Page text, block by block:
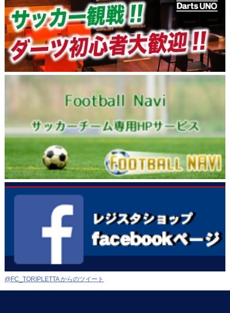
@FC_TORIPLETTA からのツイート